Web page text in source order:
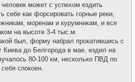
может с успехом ездить
себе как форсировать горные реки,
моренам и курумникам, и все
на высоте 3-4 тыс.м.
был, форму набрал прокатившись с
Киева до Белгорода в мае, ездил на
80-100 км, несколько ПВД по
спокоен.